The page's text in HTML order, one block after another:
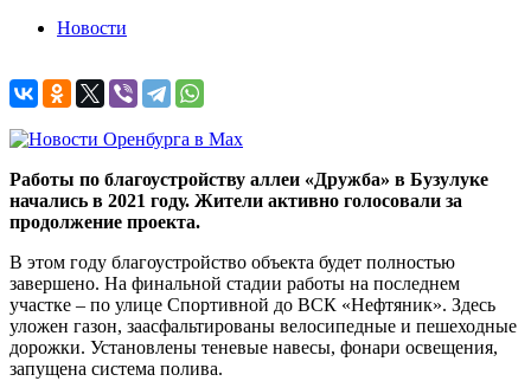
Новости
Работы по благоустройству аллеи «Дружба» в Бузулуке
начались в 2021 году. Жители активно голосовали за
продолжение проекта.
В этом году благоустройство объекта будет полностью
завершено. На финальной стадии работы на последнем
участке – по улице Спортивной до ВСК «Нефтяник». Здесь
уложен газон, заасфальтированы велосипедные и пешеходные
дорожки. Установлены теневые навесы, фонари освещения,
запущена система полива.